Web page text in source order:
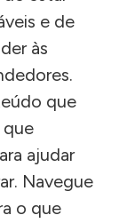
e de
às
que
ajudar
Navegue
o que